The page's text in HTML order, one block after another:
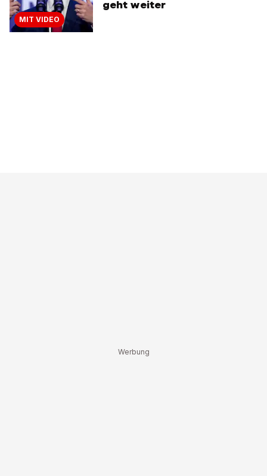
MIT VIDEO
geht weiter